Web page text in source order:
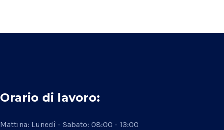
Orario di lavoro:
Mattina: Lunedì - Sabato: 08:00 - 13:00